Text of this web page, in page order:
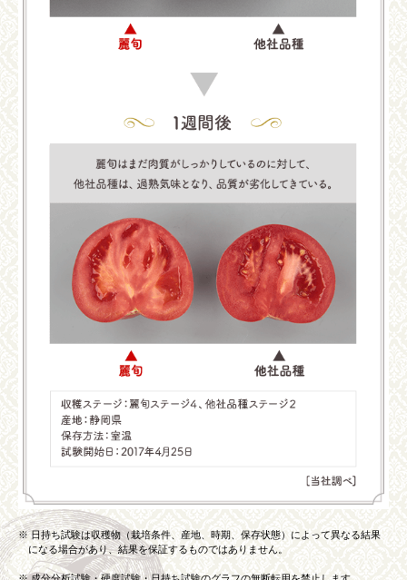
※ 日持ち試験は収穫物（栽培条件、産地、時期、保存状態）によって異なる結果
になる場合があり、結果を保証するものではありません。